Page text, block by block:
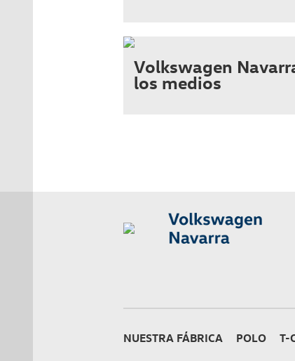
Volkswagen
los medios
NUESTRA FÁBRICA POLO T-